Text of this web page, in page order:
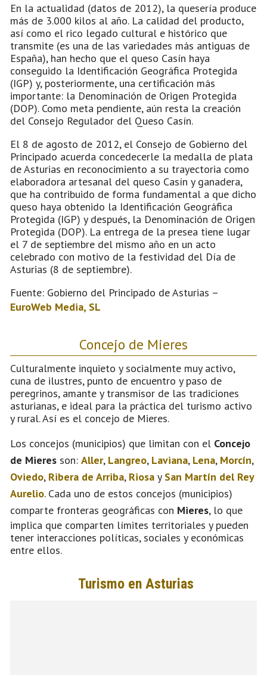
En la actualidad (datos de 2012), la quesería produce
más de 3.000 kilos al año. La calidad del producto,
así como el rico legado cultural e histórico que
transmite (es una de las variedades más antiguas de
España), han hecho que el queso Casín haya
conseguido la Identificación Geográfica Protegida
(IGP) y, posteriormente, una certificación más
importante: la Denominación de Origen Protegida
(DOP). Como meta pendiente, aún resta la creación
del Consejo Regulador del Queso Casín.
El 8 de agosto de 2012, el Consejo de Gobierno del
Principado acuerda concedecerle la medalla de plata
de Asturias en reconocimiento a su trayectoria como
elaboradora artesanal del queso Casín y ganadera,
que ha contribuido de forma fundamental a que dicho
queso haya obtenido la Identificación Geográfica
Protegida (IGP) y después, la Denominación de Origen
Protegida (DOP). La entrega de la presea tiene lugar
el 7 de septiembre del mismo año en un acto
celebrado con motivo de la festividad del Día de
Asturias (8 de septiembre).
Fuente: Gobierno del Principado de Asturias –
EuroWeb Media, SL
Concejo de Mieres
Culturalmente inquieto y socialmente muy activo,
cuna de ilustres, punto de encuentro y paso de
peregrinos, amante y transmisor de las tradiciones
asturianas, e ideal para la práctica del turismo activo
y rural. Así es el concejo de Mieres.
Los concejos (municipios) que limitan con el Concejo
de Mieres son: Aller, Langreo, Laviana, Lena, Morcín,
Oviedo, Ribera de Arriba, Riosa y San Martín del Rey
Aurelio. Cada uno de estos concejos (municipios)
comparte fronteras geográficas con Mieres, lo que
implica que comparten límites territoriales y pueden
tener interacciones políticas, sociales y económicas
entre ellos.